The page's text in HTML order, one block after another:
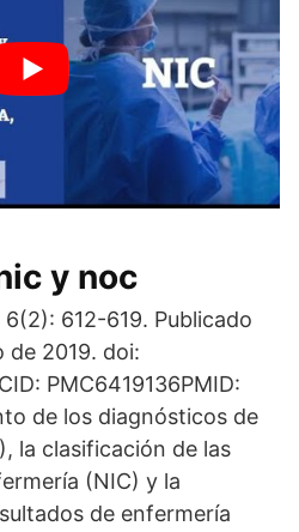
y noc
612-619. Publicado
de 2019. doi:
PMC6419136PMID:
de los diagnósticos de
la clasificación de las
(NIC) y la
de enfermería